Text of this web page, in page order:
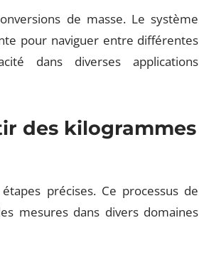
de masse. Le système
pour naviguer entre différentes
dans diverses applications
des kilogrammes
précises. Ce processus de
mesures dans divers domaines